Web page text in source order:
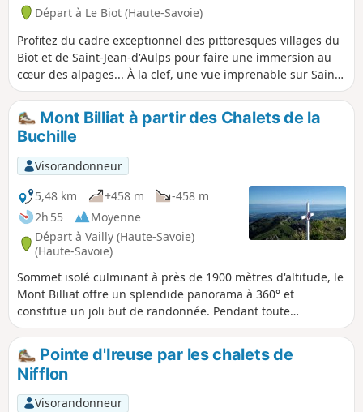
Départ à Le Biot (Haute-Savoie)
Profitez du cadre exceptionnel des pittoresques villages du
Biot et de Saint-Jean-d'Aulps pour faire une immersion au
cœur des alpages... À la clef, une vue imprenable sur Saint-
Jean-d'Aulps, Seytroux et le Mont-Blanc ! En chemin, ne
manquez pas d'observer les fleurs alpines traditionnelles au
milieu des alpages verdoyants et l'oratoire qui se niche au
creux d'un rocher.
Mont Billiat à partir des Chalets de la
Buchille
Visorandonneur
5,48 km
+458 m
-458 m
2h 55
Moyenne
Départ à Vailly (Haute-Savoie)
(Haute-Savoie)
Sommet isolé culminant à près de 1900 mètres d'altitude, le
Mont Billiat offre un splendide panorama à 360° et
constitue un joli but de randonnée. Pendant toute
l'ascension, la vue sur le Léman est étendue. L'ascension
(facultative) de la Grande Pointe des Journées apporte un
complément sportif réservé aux randonneurs aguerris.
Pointe d'Ireuse par les chalets de
Nifflon
Visorandonneur